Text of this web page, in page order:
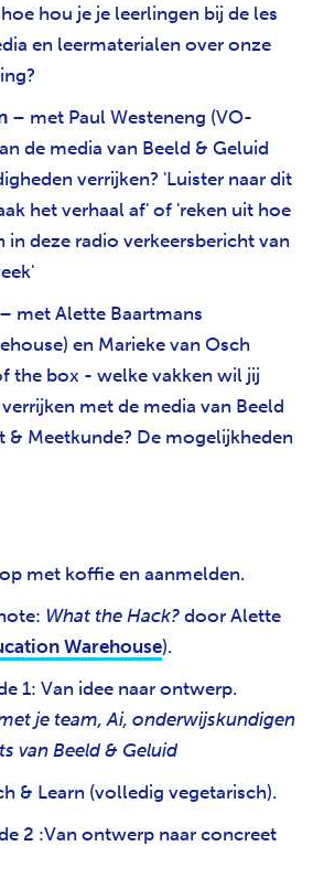
hou je je leerlingen bij de les
en leermaterialen over onze
– met Paul Westeneng (VO-
de media van Beeld & Geluid
verrijken? 'Luister naar dit
het verhaal af' of 'reken uit hoe
in deze radio verkeersbericht van
– met Alette Baartmans
) en Marieke van Osch
the box - welke vakken wil jij
met de media van Beeld
& Meetkunde? De mogelijkheden
met koffie en aanmelden.
What the Hack? door Alette
Warehouse).
1: Van idee naar ontwerp.
je team, Ai, onderwijskundigen
van Beeld & Geluid
& Learn (volledig vegetarisch).
2 :Van ontwerp naar concreet